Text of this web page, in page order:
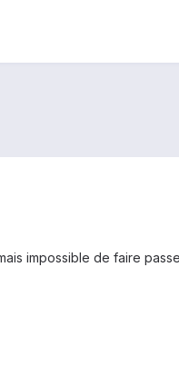
impossible de faire